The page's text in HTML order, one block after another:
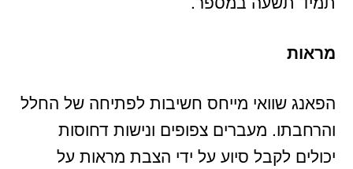
מראות
הפאנג שוואי מייחס חשיבות לפתיחה של החלל
והרחבתו. מעברים צפופים ונישות דחוסות
יכולים לקבל סיוע על ידי הצבת מראות על